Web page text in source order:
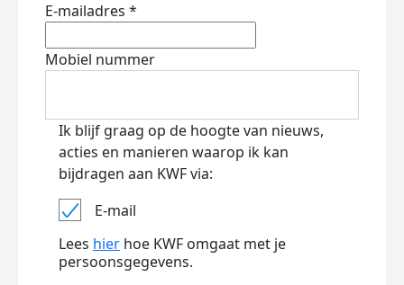
E-mailadres *
Mobiel nummer
Ik blijf graag op de hoogte van nieuws,
acties en manieren waarop ik kan
bijdragen aan KWF via:
E-mail
Lees hier hoe KWF omgaat met je
persoonsgegevens.